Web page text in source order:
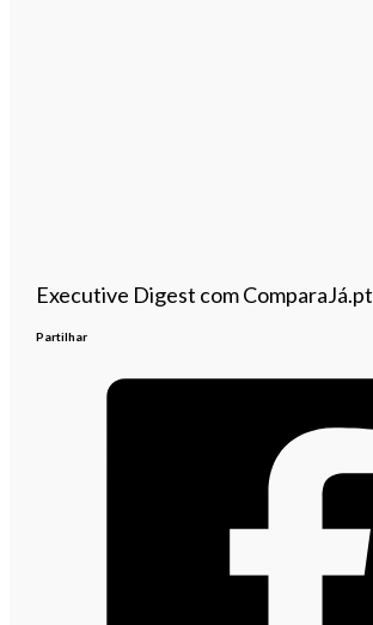
Executive Digest com ComparaJá.pt
Partilhar